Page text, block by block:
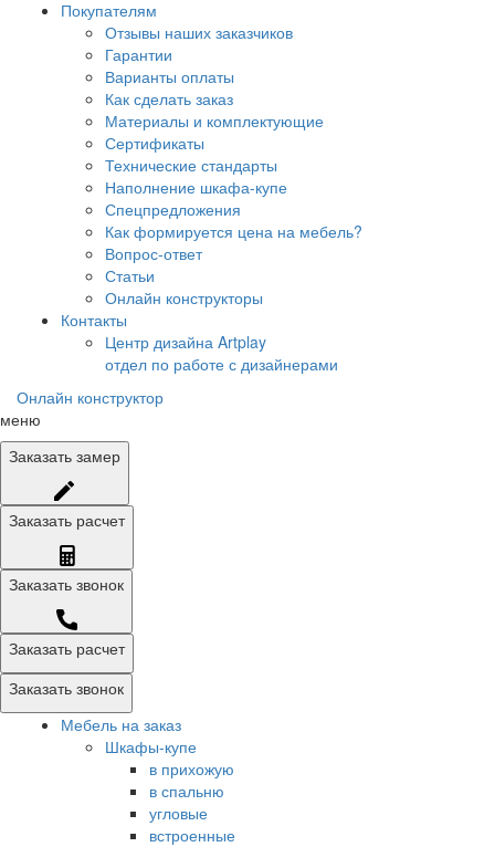
Покупателям
Отзывы наших заказчиков
Гарантии
Варианты оплаты
Как сделать заказ
Материалы и комплектующие
Сертификаты
Технические стандарты
Наполнение шкафа-купе
Спецпредложения
Как формируется цена на мебель?
Вопрос-ответ
Статьи
Онлайн конструкторы
Контакты
Центр дизайна Artplay
отдел по работе с дизайнерами
Онлайн конструктор
меню
Заказать замер
Заказать расчет
Заказать звонок
Заказать расчет
Заказать звонок
Мебель на заказ
Шкафы-купе
в прихожую
в спальню
угловые
встроенные